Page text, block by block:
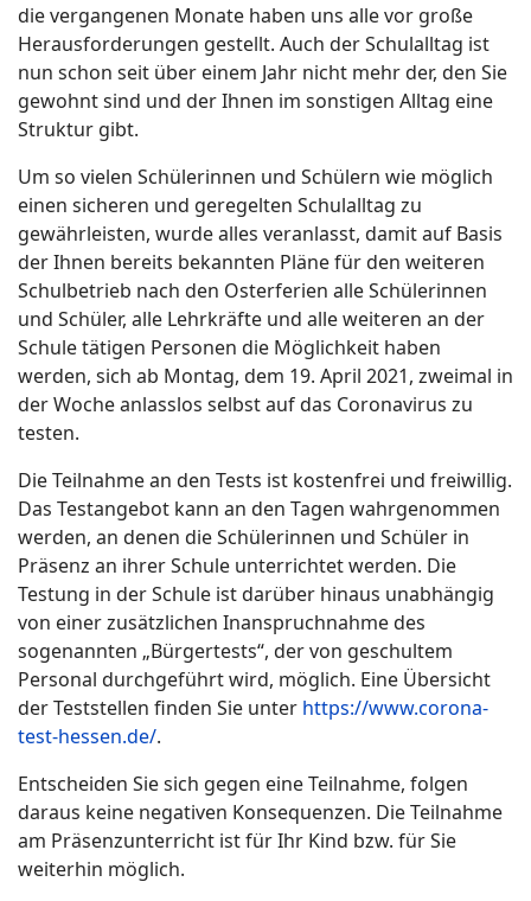
die vergangenen Monate haben uns alle vor große
Herausforderungen gestellt. Auch der Schulalltag ist
nun schon seit über einem Jahr nicht mehr der, den Sie
gewohnt sind und der Ihnen im sonstigen Alltag eine
Struktur gibt.
Um so vielen Schülerinnen und Schülern wie möglich
einen sicheren und geregelten Schulalltag zu
gewährleisten, wurde alles veranlasst, damit auf Basis
der Ihnen bereits bekannten Pläne für den weiteren
Schulbetrieb nach den Osterferien alle Schülerinnen
und Schüler, alle Lehrkräfte und alle weiteren an der
Schule tätigen Personen die Möglichkeit haben
werden, sich ab Montag, dem 19. April 2021, zweimal in
der Woche anlasslos selbst auf das Coronavirus zu
testen.
Die Teilnahme an den Tests ist kostenfrei und freiwillig.
Das Testangebot kann an den Tagen wahrgenommen
werden, an denen die Schülerinnen und Schüler in
Präsenz an ihrer Schule unterrichtet werden. Die
Testung in der Schule ist darüber hinaus unabhängig
von einer zusätzlichen Inanspruchnahme des
sogenannten „Bürgertests“, der von geschultem
Personal durchgeführt wird, möglich. Eine Übersicht
der Teststellen finden Sie unter https://www.corona-
test-hessen.de/.
Entscheiden Sie sich gegen eine Teilnahme, folgen
daraus keine negativen Konsequenzen. Die Teilnahme
am Präsenzunterricht ist für Ihr Kind bzw. für Sie
weiterhin möglich.